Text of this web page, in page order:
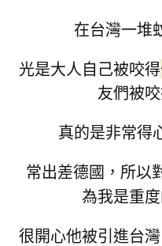
在台灣一堆
光是大人自己被咬得
友們被
真的是非常得
常出差德國，所以
為我是重
很開心他被引進台